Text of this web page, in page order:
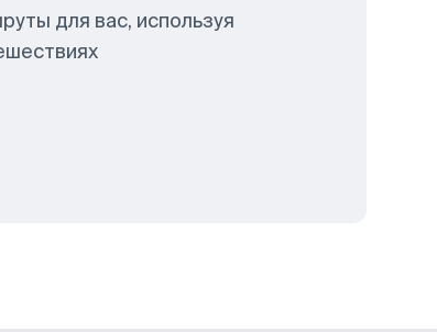
для вас, используя